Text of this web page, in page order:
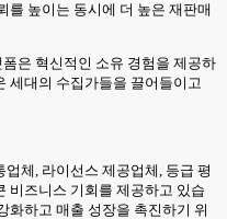
를 높이는 동시에 더 높은 재판매
은 혁신적인 소유 경험을 제공하
세대의 수집가들을 끌어들이고
체, 라이선스 제공업체, 등급 평
비즈니스 기회를 제공하고 있습
화하고 매출 성장을 촉진하기 위